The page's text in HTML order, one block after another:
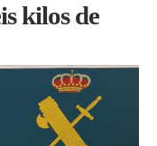
kilos de